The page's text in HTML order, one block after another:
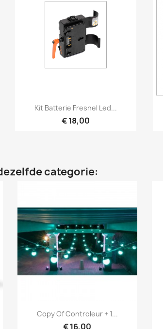
Snel bekijken
Kit Batterie Fresnel Led...
€ 18,00
categorie:
Snel bekijken
Copy Of Controleur + 1...
€ 16,00